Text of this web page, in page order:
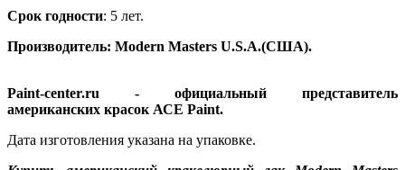
Срок годности: 5 лет.
Производитель: Modern Masters U.S.A.(США).
Paint-center.ru - официальный представитель
американских красок АСЕ Paint.
Дата изготовления указана на упаковке.